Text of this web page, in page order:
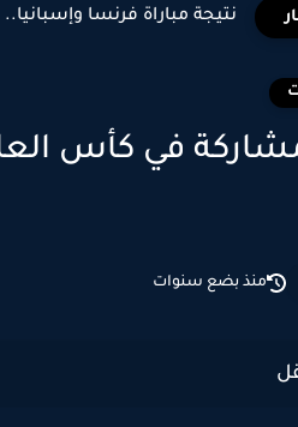
نتيجة مباراة فرنسا
منذ بضع سنوات